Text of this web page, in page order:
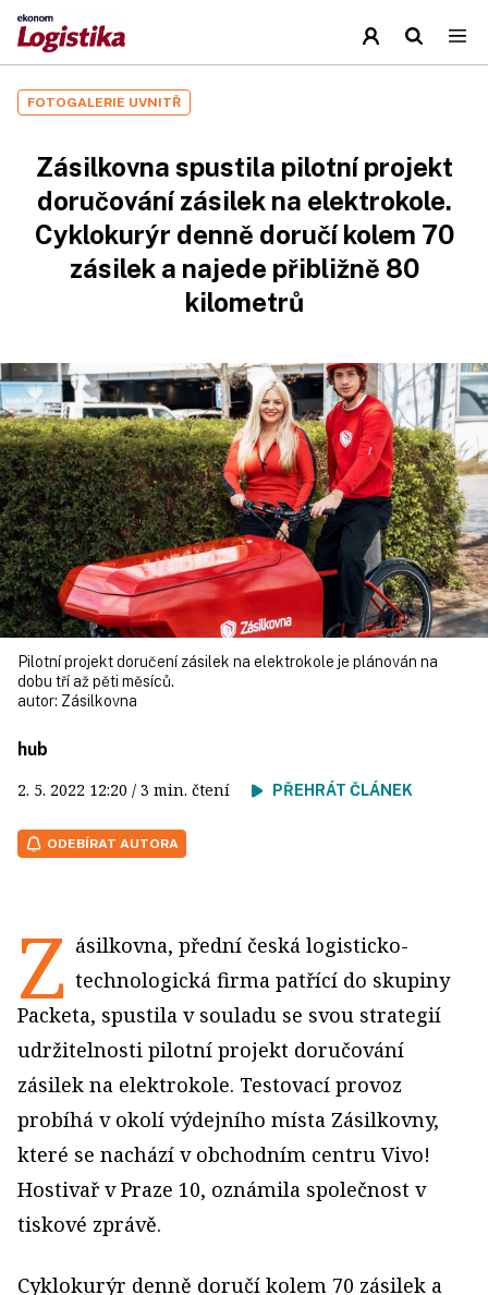
FOTOGALERIE UVNITŘ
Zásilkovna spustila pilotní projekt
doručování zásilek na elektrokole.
Cyklokurýr denně doručí kolem 70
zásilek a najede přibližně 80
kilometrů
Pilotní projekt doručení zásilek na elektrokole je plánován na
dobu tří až pěti měsíců.
autor: Zásilkovna
hub
2. 5. 2022 12:20 / 3 min. čtení PŘEHRÁT ČLÁNEK
ODEBÍRAT AUTORA
Z ásilkovna, přední česká logisticko-
technologická firma patřící do skupiny
Packeta, spustila v souladu se svou strategií
udržitelnosti pilotní projekt doručování
zásilek na elektrokole. Testovací provoz
probíhá v okolí výdejního místa Zásilkovny,
které se nachází v obchodním centru Vivo!
Hostivař v Praze 10, oznámila společnost v
tiskové zprávě.
Cyklokurýr denně doručí kolem 70 zásilek a